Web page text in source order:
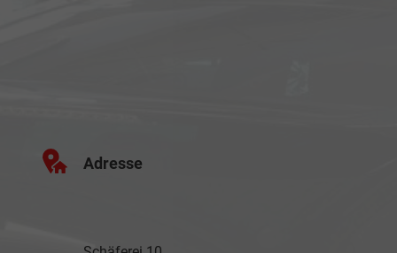
Adresse